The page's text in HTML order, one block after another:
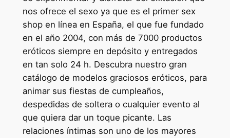
nos ofrece el sexo ya que es el primer sex
shop en línea en España, el que fue fundado
en el año 2004, con más de 7000 productos
eróticos siempre en depósito y entregados
en tan solo 24 h. Descubra nuestro gran
catálogo de modelos graciosos eróticos, para
animar sus fiestas de cumpleaños,
despedidas de soltera o cualquier evento al
que quiera dar un toque picante. Las
relaciones íntimas son uno de los mayores